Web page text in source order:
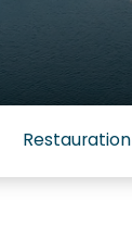
Restauration